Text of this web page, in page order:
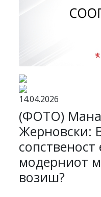
14.04.2026
(ФОТО)
Жерновски:
сопственост
модерниот
возиш?